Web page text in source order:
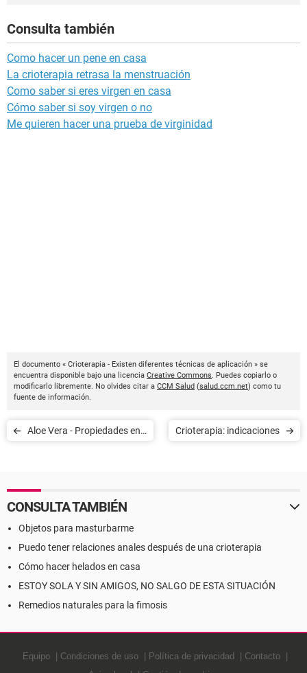
Consulta también
Como hacer un pene en casa
La crioterapia retrasa la menstruación
Como saber si eres virgen en casa
Cómo saber si soy virgen o no
Me quieren hacer una prueba de virginidad
El documento « Crioterapia - Existen diferentes técnicas de aplicación » se
encuentra disponible bajo una licencia Creative Commons. Puedes copiarlo o
modificarlo libremente. No olvides citar a CCM Salud (salud.ccm.net) como tu
fuente de información.
Aloe Vera - Propiedades en
Crioterapia: indicaciones
CONSULTA TAMBIÉN
Objetos para masturbarme
Puedo tener relaciones anales después de una crioterapia
Cómo hacer helados en casa
ESTOY SOLA Y SIN AMIGOS, NO SALGO DE ESTA SITUACIÓN
Remedios naturales para la fimosis
Equipo Condiciones de uso Política de privacidad
Contacto